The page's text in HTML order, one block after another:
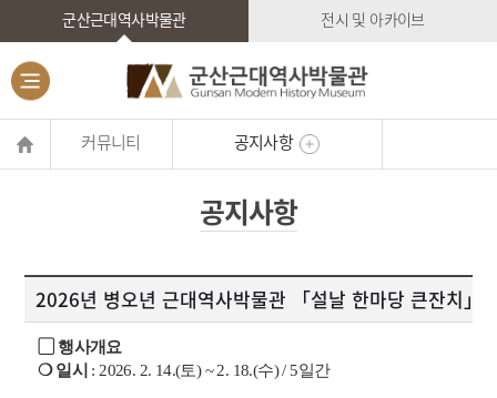
군산근대역사박물관 전시 및 아카이브
커뮤니티 공지사항
공지사항
2026년 병오년 근대역사박물관 「설날 한마당 큰잔치」
▢ 행사개요
❍ 일시 : 2026. 2. 14.(토) ~ 2. 18.(수) / 5일간